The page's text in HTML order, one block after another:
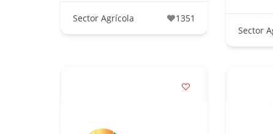
Sector Agrícola 1351
Sector